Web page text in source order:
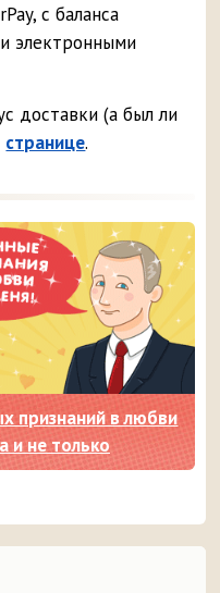
с баланса
электронными
доставки (а был ли
странице.
признаний в любви
и не только